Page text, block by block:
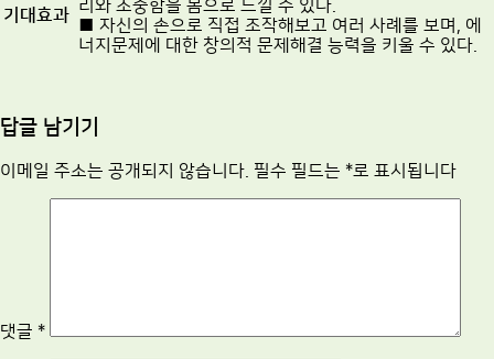
기대효과 리와 소중함을 몸으로 느낄 수 있다.
■ 자신의 손으로 직접 조작해보고 여러 사례를 보며, 에
너지문제에 대한 창의적 문제해결 능력을 키울 수 있다.
답글 남기기
이메일 주소는 공개되지 않습니다. 필수 필드는 *로 표시됩니다
댓글 *